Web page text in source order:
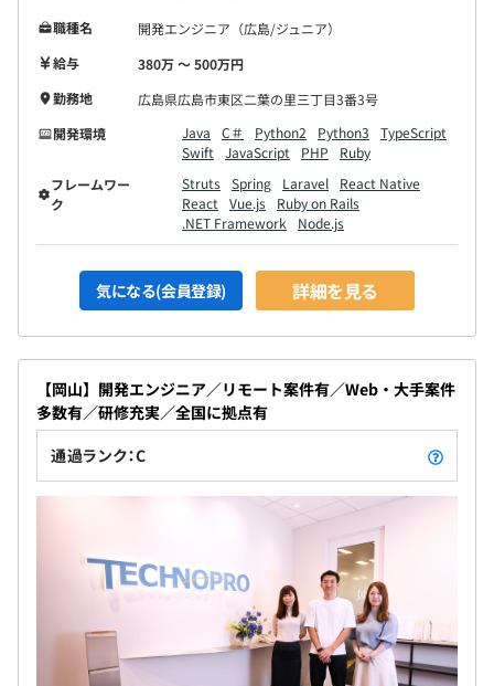
職種名
開発エンジニア（広島/ジュニア）
給与
380万 〜 500万円
勤務地
広島県広島市東区二葉の里三丁目3番3号
開発環境
Java C＃ Python2 Python3
TypeScript
Swift
JavaScript PHP
Ruby
フレームワー
ク
Struts Spring Laravel
React Native
React
Vue.js
Ruby on Rails
.NET Framework
Node.js
気になる(会員登録) 詳細を見る
【岡山】開発エンジニア／リモート案件有／Web・大手案件
多数有／研修充実／全国に拠点有
通過ランク：C